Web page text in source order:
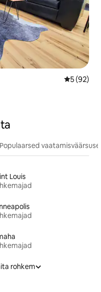
Keskmine
5 (92)
Populaarsed
Louis
rohkem